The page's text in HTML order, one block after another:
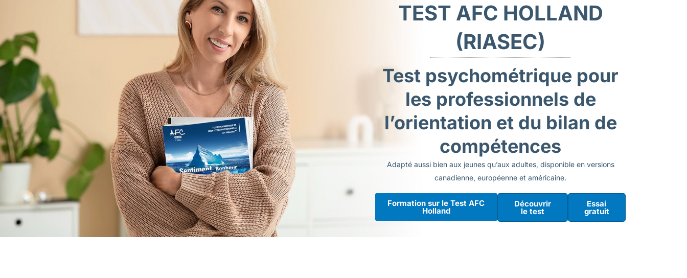
TEST AFC HOLLAND
(RIASEC)
Test psychométrique pour
les professionnels de
l’orientation et du bilan de
compétences
Adapté aussi bien aux jeunes qu’aux adultes, disponible en versions
canadienne, européenne et américaine.
Formation sur le Test AFC
Holland
Découvrir
le test
Essai
gratuit